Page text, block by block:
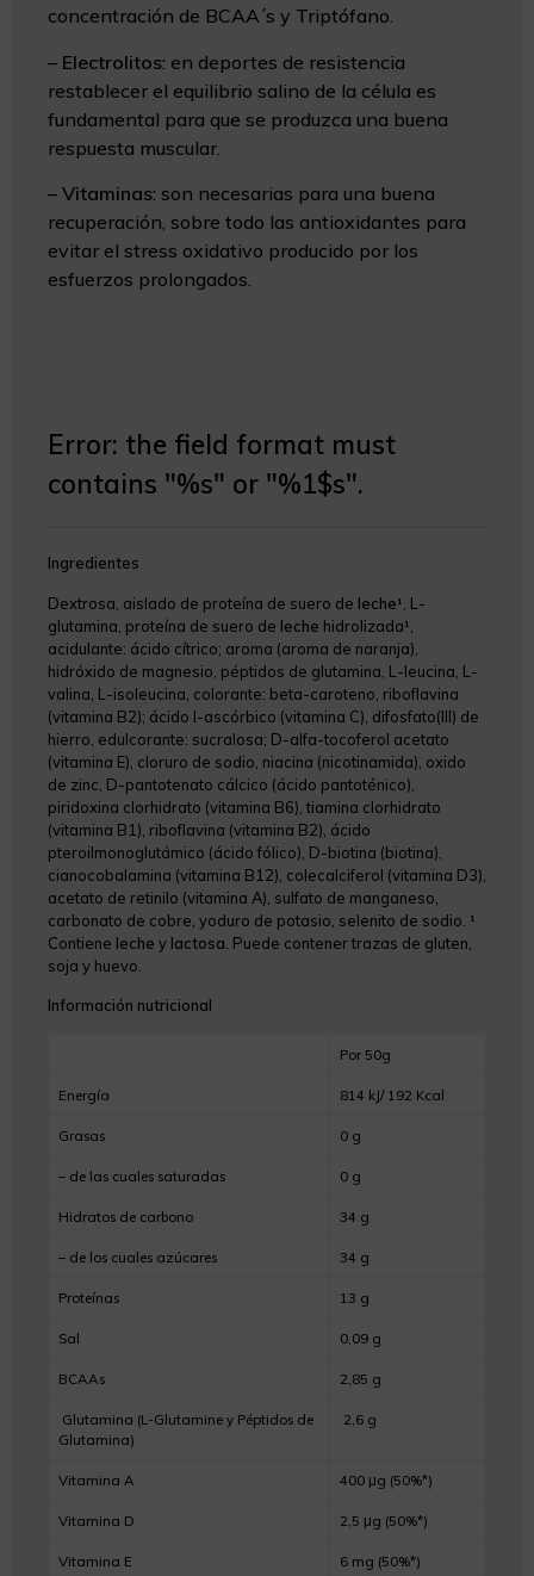
concentración de BCAA´s y Triptófano.
– Electrolitos: en deportes de resistencia
restablecer el equilibrio salino de la célula es
fundamental para que se produzca una buena
respuesta muscular.
– Vitaminas: son necesarias para una buena
recuperación, sobre todo las antioxidantes para
evitar el stress oxidativo producido por los
esfuerzos prolongados.
Error: the field format must
contains "%s" or "%1$s".
Ingredientes
Dextrosa, aislado de proteína de suero de leche¹ , L-
glutamina, proteína de suero de leche hidrolizada¹,
acidulante: ácido cítrico; aroma (aroma de naranja),
hidróxido de magnesio, péptidos de glutamina, L-leucina, L-
valina, L-isoleucina, colorante: beta-caroteno, riboflavina
(vitamina B2); ácido l-ascórbico (vitamina C), difosfato(III) de
hierro, edulcorante: sucralosa; D-alfa-tocoferol acetato
(vitamina E), cloruro de sodio, niacina (nicotinamida), oxido
de zinc, D-pantotenato cálcico (ácido pantoténico),
piridoxina clorhidrato (vitamina B6), tiamina clorhidrato
(vitamina B1), riboflavina (vitamina B2), ácido
pteroilmonoglutámico (ácido fólico), D-biotina (biotina),
cianocobalamina (vitamina B12), colecalciferol (vitamina D3),
acetato de retinilo (vitamina A), sulfato de manganeso,
carbonato de cobre, yoduro de potasio, selenito de sodio. ¹
Contiene leche y lactosa . Puede contener trazas de gluten,
soja y huevo.
Información nutricional
Por 50g
Energía 814 kJ/ 192 Kcal
Grasas 0 g
– de las cuales saturadas 0 g
Hidratos de carbono 34 g
– de los cuales azúcares 34 g
Proteínas 13 g
Sal 0,09 g
BCAAs 2,85 g
Glutamina (L-Glutamine y Péptidos de
Glutamina)
2,6 g
Vitamina A 400 μg (50%*)
Vitamina D 2,5 μg (50%*)
Vitamina E 6 mg (50%*)